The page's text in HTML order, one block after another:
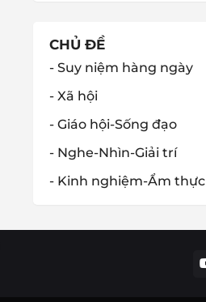
CHỦ ĐỀ
- Suy niệm hàng ngày
- Xã hội
- Giáo hội-Sống đạo
- Nghe-Nhìn-Giải trí
- Kinh nghiệm-Ẩm thực